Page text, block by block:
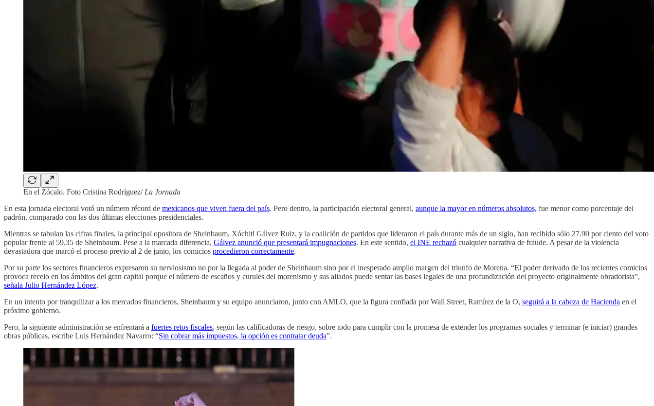
En el Zócalo. Foto Cristina Rodríguez/ La Jornada
En esta jornada electoral votó un número récord de mexicanos que viven fuera del país. Pero dentro, la participación electoral general, aunque la mayor en números absolutos, fue menor como porcentaje del
padrón, comparado con las dos últimas elecciones presidenciales.
Mientras se tabulan las cifras finales, la principal opositora de Sheinbaum, Xóchitl Gálvez Ruiz, y la coalición de partidos que lideraron el país durante más de un siglo, han recibido sólo 27.90 por ciento del voto
popular frente al 59.35 de Sheinbaum. Pese a la marcada diferencia, Gálvez anunció que presentará impugnaciones. En este sentido, el INE rechazó cualquier narrativa de fraude. A pesar de la violencia
devastadora que marcó el proceso previo al 2 de junio, los comicios procedieron correctamente.
Por su parte los sectores financieros expresaron su nerviosismo no por la llegada al poder de Sheinbaum sino por el inesperado amplio margen del triunfo de Morena. “El poder derivado de los recientes comicios
provoca recelo en los ámbitos del gran capital porque el número de escaños y curules del morenismo y sus aliados puede sentar las bases legales de una profundización del proyecto originalmente obradorista”,
señala Julio Hernández López.
En un intento por tranquilizar a los mercados financieros, Sheinbaum y su equipo anunciaron, junto con AMLO, que la figura confiada por Wall Street, Ramírez de la O, seguirá a la cabeza de Hacienda en el
próximo gobierno.
Pero, la siguiente administración se enfrentará a fuertes retos fiscales, según las calificadoras de riesgo, sobre todo para cumplir con la promesa de extender los programas sociales y terminar (e iniciar) grandes
obras públicas, escribe Luis Hernández Navarro: “Sin cobrar más impuestos, la opción es contratar deuda”.